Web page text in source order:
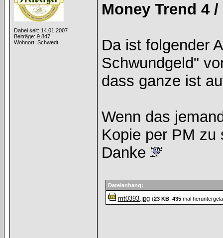
Dabei seit: 14.01.2007
Beiträge: 9.847
Wohnort: Schwedt
Money Trend 4 /
Da ist folgender
Schwundgeld"
dass ganze ist
Wenn das
Kopie per PM zu
Danke
Dateianhang:
mt0393.jpg (23 KB, 435mal